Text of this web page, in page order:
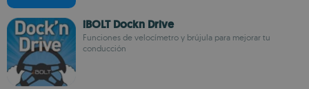
iBOLT Dockn Drive
Funciones de velocímetro y brújula para mejorar tu
conducción